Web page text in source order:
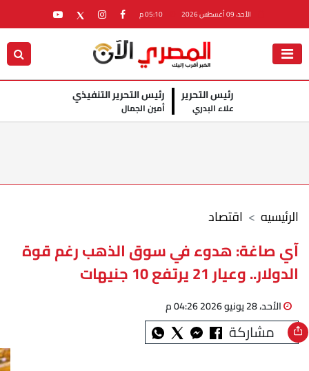
الأحد، 09 أغسطس 2026
رئيس التحرير
علاء البدري
رئيس التحرير التنفيذي
أمين الجمال
اقتصاد الرئيسيه
آي صاغة: هدوء في سوق الذهب رغم قوة
الدولار.. وعيار 21 يرتفع 10 جنيهات
الأحد، 28 يونيو 2026 04:26 م
مشاركة